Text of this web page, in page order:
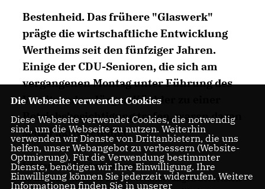
Bestenheid.Das frühere "Glaswerk"
prägte die wirtschaftliche Entwicklung
Wertheims seit den fünfziger Jahren.
Einige der CDU-Senioren, die sich am
vergangenen Montag unter Führung des
Vorsitzenden Jürgen Küchler zu einer
Betriebsbesichtigung trafen, waren daran
selbst aktiv beteiligt.
Interesse an Veränderungen
So war das Interesse an den Veränderungen der letzten
Die Webseite verwendet Cookies
Diese Webseite verwendet Cookies, die notwendig
sind, um die Webseite zu nutzen. Weiterhin
verwenden wir Dienste von Drittanbietern, die uns
helfen, unser Webangebot zu verbessern (Website-
Optmierung). Für die Verwendung bestimmter
Dienste, benötigen wir Ihre Einwilligung. Ihre
Einwilligung können Sie jederzeit widerrufen. Weitere
Informationen finden Sie in unserer